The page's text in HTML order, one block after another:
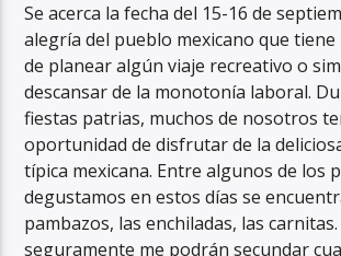
Se acerca la fecha del 15-16 de
alegría del pueblo mexicano que
de planear algún viaje recreativo o
descansar de la monotonía laboral.
fiestas patrias, muchos de nosotros
oportunidad de disfrutar de la
típica mexicana. Entre algunos de los
degustamos en estos días se
pambazos, las enchiladas, las
seguramente me podrán secundar